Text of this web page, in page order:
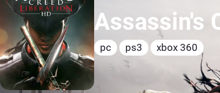
Assassin's
pc ps3 xbox 360